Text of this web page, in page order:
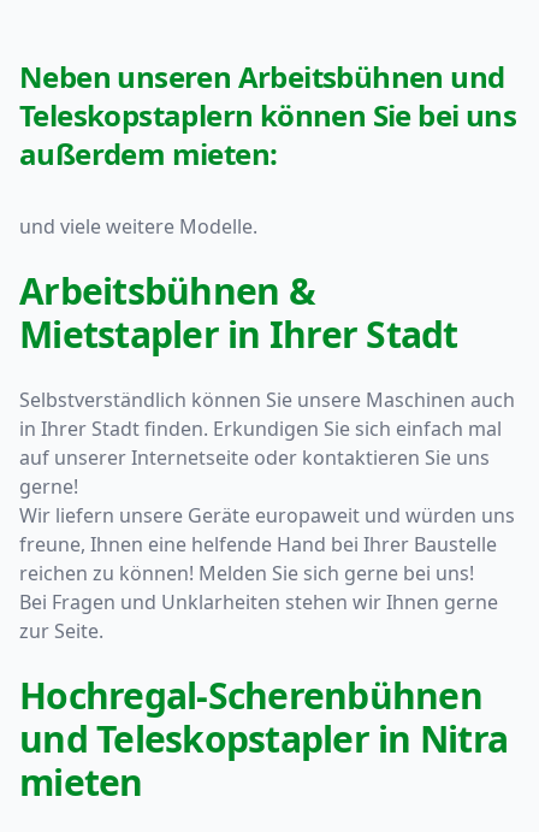
Neben unseren Arbeitsbühnen und
Teleskopstaplern können Sie bei uns
außerdem mieten:
und viele weitere Modelle.
Arbeitsbühnen &
Mietstapler in Ihrer Stadt
Selbstverständlich können Sie unsere Maschinen auch
in Ihrer Stadt finden. Erkundigen Sie sich einfach mal
auf unserer Internetseite oder kontaktieren Sie uns
gerne!
Wir liefern unsere Geräte europaweit und würden uns
freune, Ihnen eine helfende Hand bei Ihrer Baustelle
reichen zu können! Melden Sie sich gerne bei uns!
Bei Fragen und Unklarheiten stehen wir Ihnen gerne
zur Seite.
Hochregal-Scherenbühnen
und Teleskopstapler in Nitra
mieten